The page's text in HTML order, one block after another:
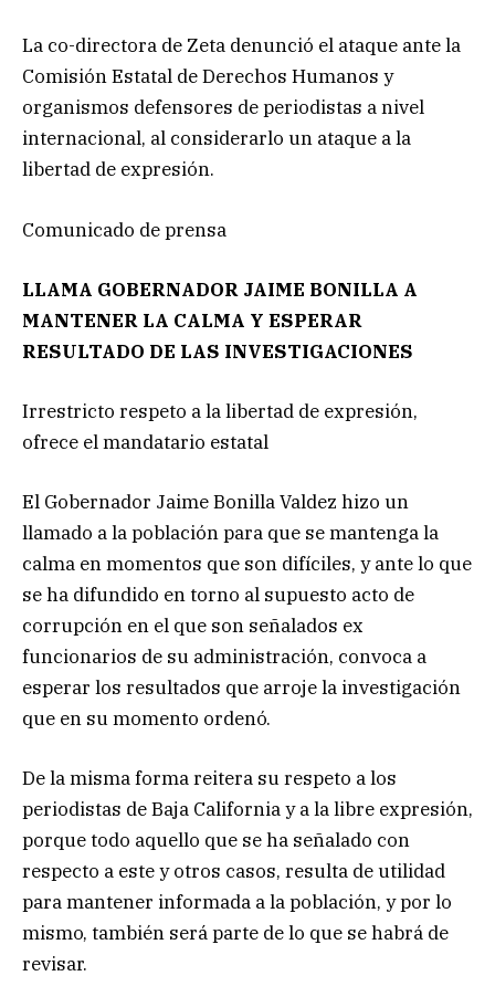
La co-directora de Zeta denunció el ataque ante la
Comisión Estatal de Derechos Humanos y
organismos defensores de periodistas a nivel
internacional, al considerarlo un ataque a la
libertad de expresión.
Comunicado de prensa
LLAMA GOBERNADOR JAIME BONILLA A
MANTENER LA CALMA Y ESPERAR
RESULTADO DE LAS INVESTIGACIONES
Irrestricto respeto a la libertad de expresión,
ofrece el mandatario estatal
El Gobernador Jaime Bonilla Valdez hizo un
llamado a la población para que se mantenga la
calma en momentos que son difíciles, y ante lo que
se ha difundido en torno al supuesto acto de
corrupción en el que son señalados ex
funcionarios de su administración, convoca a
esperar los resultados que arroje la investigación
que en su momento ordenó.
De la misma forma reitera su respeto a los
periodistas de Baja California y a la libre expresión,
porque todo aquello que se ha señalado con
respecto a este y otros casos, resulta de utilidad
para mantener informada a la población, y por lo
mismo, también será parte de lo que se habrá de
revisar.